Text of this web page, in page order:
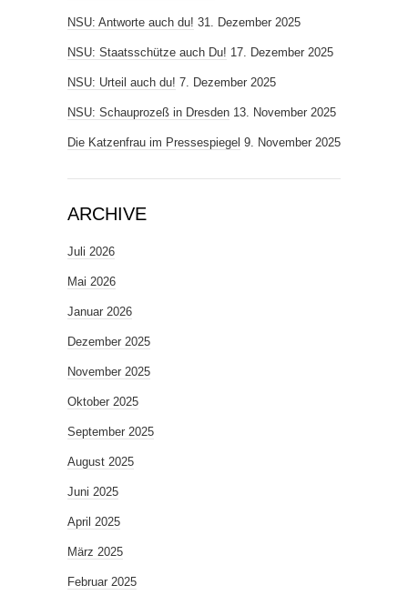
NSU: Antworte auch du! 31. Dezember 2025
NSU: Staatsschütze auch Du! 17. Dezember 2025
NSU: Urteil auch du! 7. Dezember 2025
NSU: Schauprozeß in Dresden 13. November 2025
Die Katzenfrau im Pressespiegel 9. November 2025
ARCHIVE
Juli 2026
Mai 2026
Januar 2026
Dezember 2025
November 2025
Oktober 2025
September 2025
August 2025
Juni 2025
April 2025
März 2025
Februar 2025